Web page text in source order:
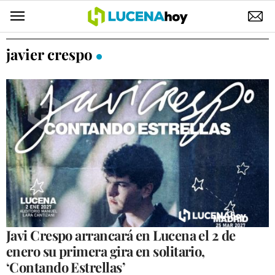
POLÍTICA
ELECCIONES
SUCESOS
ECONOMÍA
DESARROLLO LOCAL
LUCENA EMPRESAS
OCIO
COFRADÍAS
javier crespo
Javi Crespo arrancará en Lucena el 2 de
enero su primera gira en solitario,
‘Contando Estrellas’